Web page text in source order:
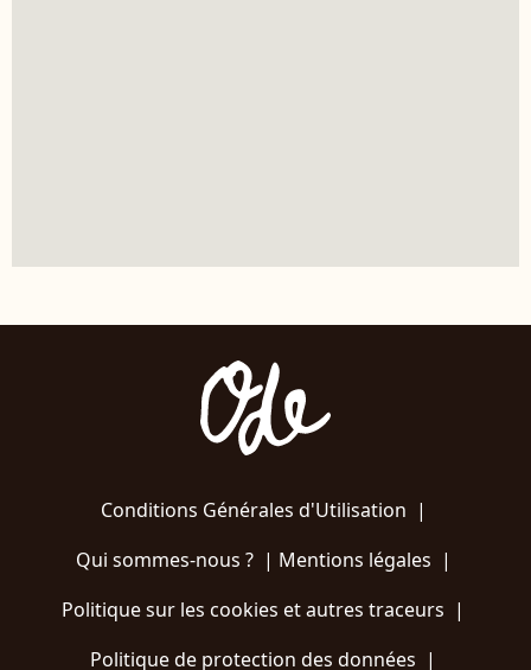
Conditions Générales d'Utilisation |
Qui sommes-nous ?| Mentions légales |
Politique sur les cookies et autres traceurs |
Politique de protection des données |